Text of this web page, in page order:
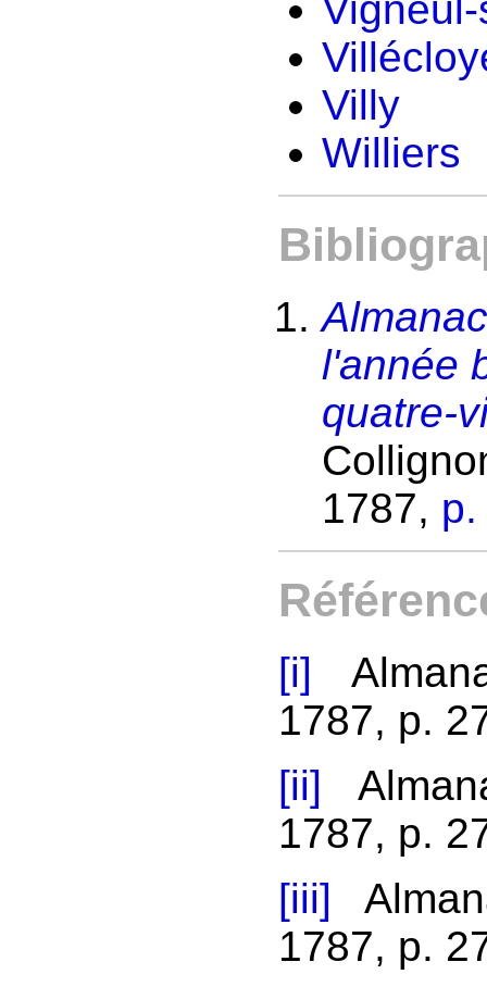
Villy
Williers
l'année
quatre-
1787,
[i]
1787, p.
[ii]
1787, p.
[iii]
1787, p.